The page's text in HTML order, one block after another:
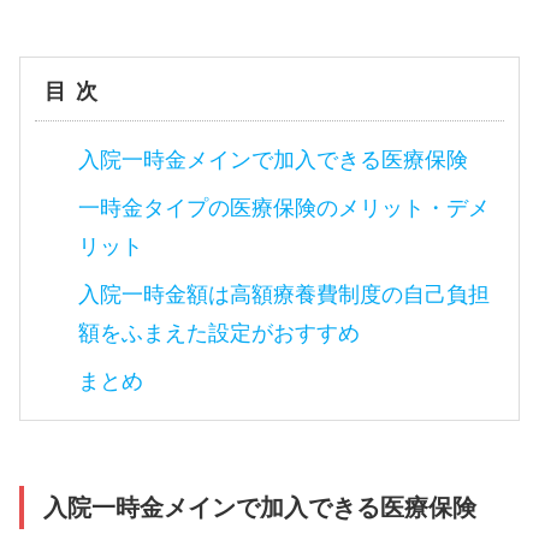
目次
入院一時金メインで加入できる医療保険
一時金タイプの医療保険のメリット・デメ
リット
入院一時金額は高額療養費制度の自己負担
額をふまえた設定がおすすめ
まとめ
入院一時金メインで加入できる医療保険